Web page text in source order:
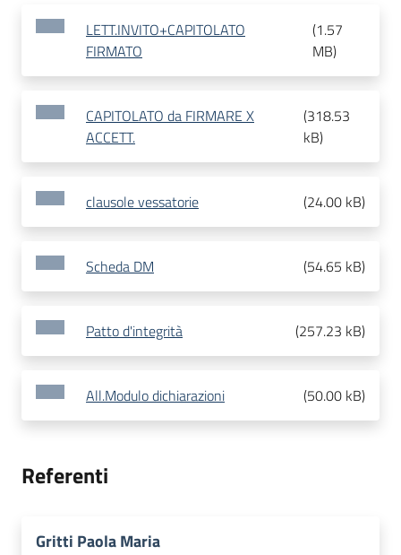
LETT.INVITO+CAPITOLATO
FIRMATO
(1.57
MB)
CAPITOLATO da FIRMARE X
ACCETT.
(318.53
kB)
clausole vessatorie (24.00 kB)
Scheda DM (54.65 kB)
Patto d'integrità (257.23 kB)
All.Modulo dichiarazioni (50.00 kB)
Referenti
Gritti Paola Maria